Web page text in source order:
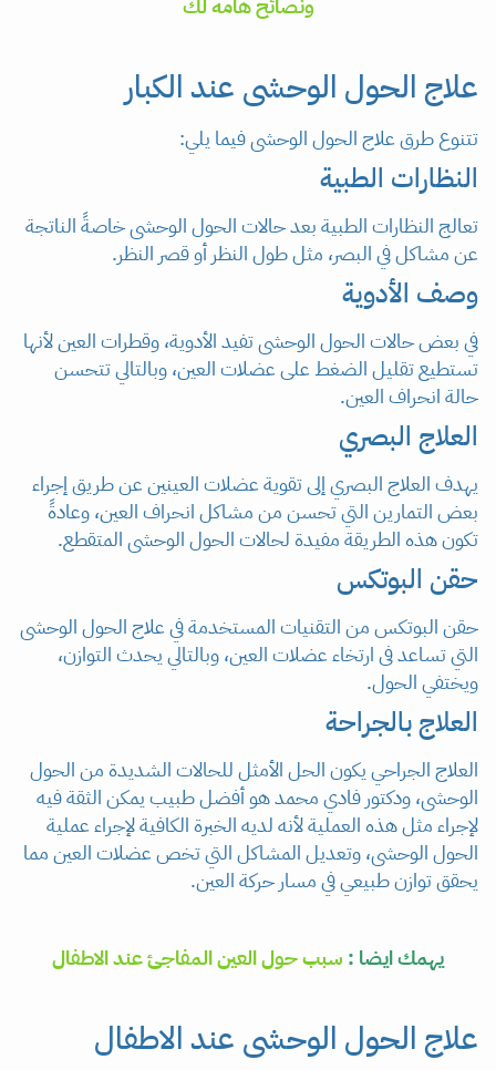
ونصائح هامه لك
علاج الحول الوحشى عند الكبار
تتنوع طرق علاج الحول الوحشى فيما يلي:
النظارات الطبية
تعالج النظارات الطبية بعد حالات الحول الوحشى خاصةً الناتجة
عن مشاكل في البصر، مثل طول النظر أو قصر النظر.
وصف الأدوية
في بعض حالات الحول الوحشى تفيد الأدوية، وقطرات العين لأنها
تستطيع تقليل الضغط على عضلات العين، وبالتالي تتحسن
حالة انحراف العين.
العلاج البصري
يهدف العلاج البصري إلى تقوية عضلات العينين عن طريق إجراء
بعض التمارين التي تحسن من مشاكل انحراف العين، وعادةً
تكون هذه الطريقة مفيدة لحالات الحول الوحشى المتقطع.
حقن البوتكس
حقن البوتكس من التقنيات المستخدمة في علاج الحول الوحشى
التي تساعد فى ارتخاء عضلات العين، وبالتالي يحدث التوازن،
ويختفي الحول.
العلاج بالجراحة
العلاج الجراحي يكون الحل الأمثل للحالات الشديدة من الحول
الوحشى، ودكتور فادي محمد هو أفضل طبيب يمكن الثقة فيه
لإجراء مثل هذه العملية لأنه لديه الخبرة الكافية لإجراء عملية
الحول الوحشى، وتعديل المشاكل التي تخص عضلات العين مما
يحقق توازن طبيعي في مسار حركة العين.
يهمك ايضا : سبب حول العين المفاجئ عند الاطفال
علاج الحول الوحشى عند الاطفال